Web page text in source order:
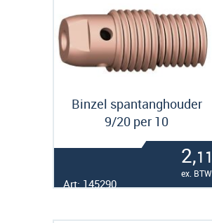
Binzel spantanghouder
9/20 per 10
2,11
ex. BTW
Art: 145290